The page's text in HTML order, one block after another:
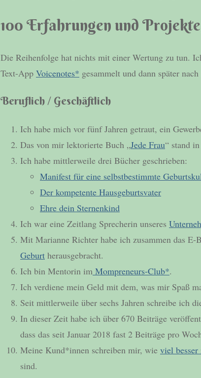
100 Erfahrungen und
Die Reihenfolge hat nichts mit einer Wertung zu tun.
Text-App Voicenotes* gesammelt und dann später
Beruflich / Geschäftlich
Ich habe mich vor fünf Jahren getraut, ein
Das von mir lektorierte Buch „Jede Frau“ stand
Ich habe mittlerweile drei Bücher geschrieben:
Manifest für eine selbstbestimmte
Der kompetente Hausgeburtsvater
Ehre dein Sternenkind
Ich war eine Zeitlang Sprecherin unseres
Mit Marianne Richter habe ich zusammen das
Geburt herausgebracht.
Ich bin Mentorin im Mompreneurs-Club*.
Ich verdiene mein Geld mit dem, was mir Spaß
Seit mittlerweile über sechs Jahren schreibe ich
In dieser Zeit habe ich über 670 Beiträge
dass das seit Januar 2018 fast 2 Beiträge pro
Meine Kund*innen schreiben mir, wie viel
sind.